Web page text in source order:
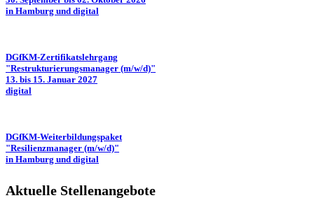
in Hamburg und digital
DGfKM-Zertifikatslehrgang
"Restrukturierungsmanager (m/w/d)"
13. bis 15. Januar 2027
digital
DGfKM-Weiterbildungspaket
"Resilienzmanager (m/w/d)"
in Hamburg und digital
Aktuelle Stellenangebote